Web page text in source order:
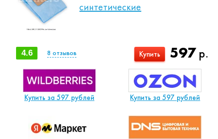
синтетические
597р.
Купить
4.6 8 отзывов
Купить за 597 рублей Купить за 597 рублей